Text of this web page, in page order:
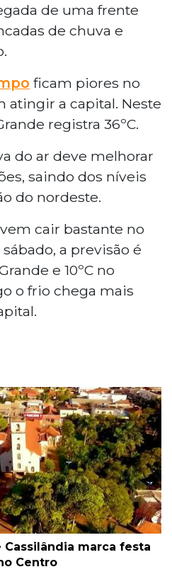
de uma frente
de chuva e
ficam piores no
atingir a capital. Neste
registra 36ºC.
do ar deve melhorar
saindo dos níveis
do nordeste.
cair bastante no
a previsão é
e 10ºC no
o frio chega mais
marca festa
Centro